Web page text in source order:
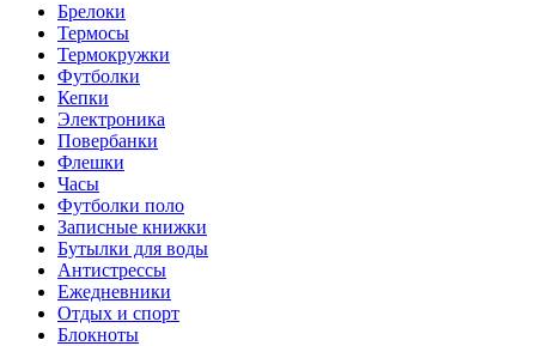
Брелоки
Термосы
Термокружки
Футболки
Кепки
Электроника
Повербанки
Флешки
Часы
Футболки поло
Записные книжки
Бутылки для воды
Антистрессы
Ежедневники
Отдых и спорт
Блокноты